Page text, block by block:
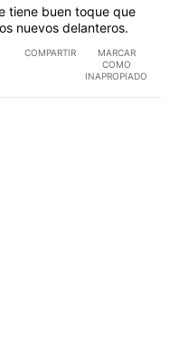
tiene buen toque que
nuevos delanteros.
COMPARTIR
MARCAR
COMO
INAPROPIADO